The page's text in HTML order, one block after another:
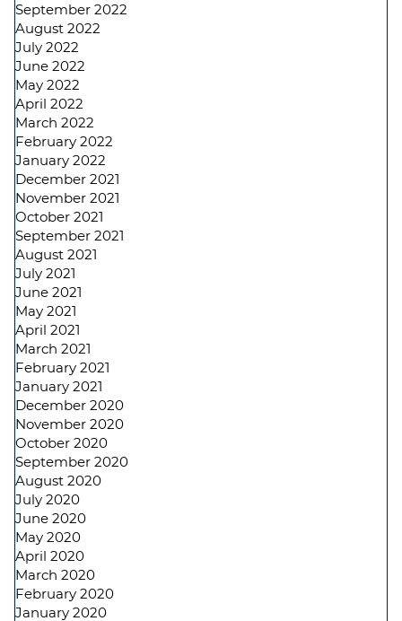
September 2022
August 2022
July 2022
June 2022
May 2022
April 2022
March 2022
February 2022
January 2022
December 2021
November 2021
October 2021
September 2021
August 2021
July 2021
June 2021
May 2021
April 2021
March 2021
February 2021
January 2021
December 2020
November 2020
October 2020
September 2020
August 2020
July 2020
June 2020
May 2020
April 2020
March 2020
February 2020
January 2020